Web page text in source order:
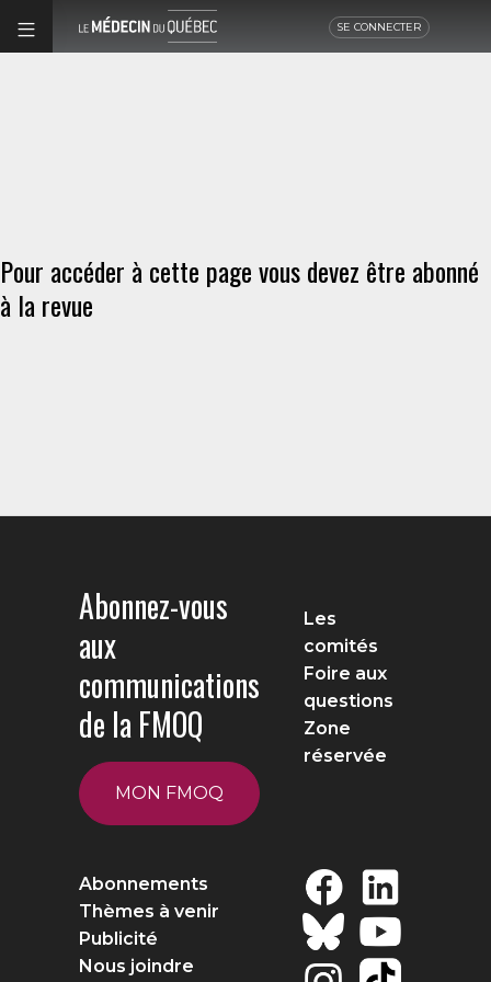
SE CONNECTER
Pour accéder à cette page vous devez être abonné
à la revue
Abonnez-vous
aux
communications
de la FMOQ
MON FMOQ
Les
comités
Foire aux
questions
Zone
réservée
Abonnements
Thèmes à venir
Publicité
Nous joindre